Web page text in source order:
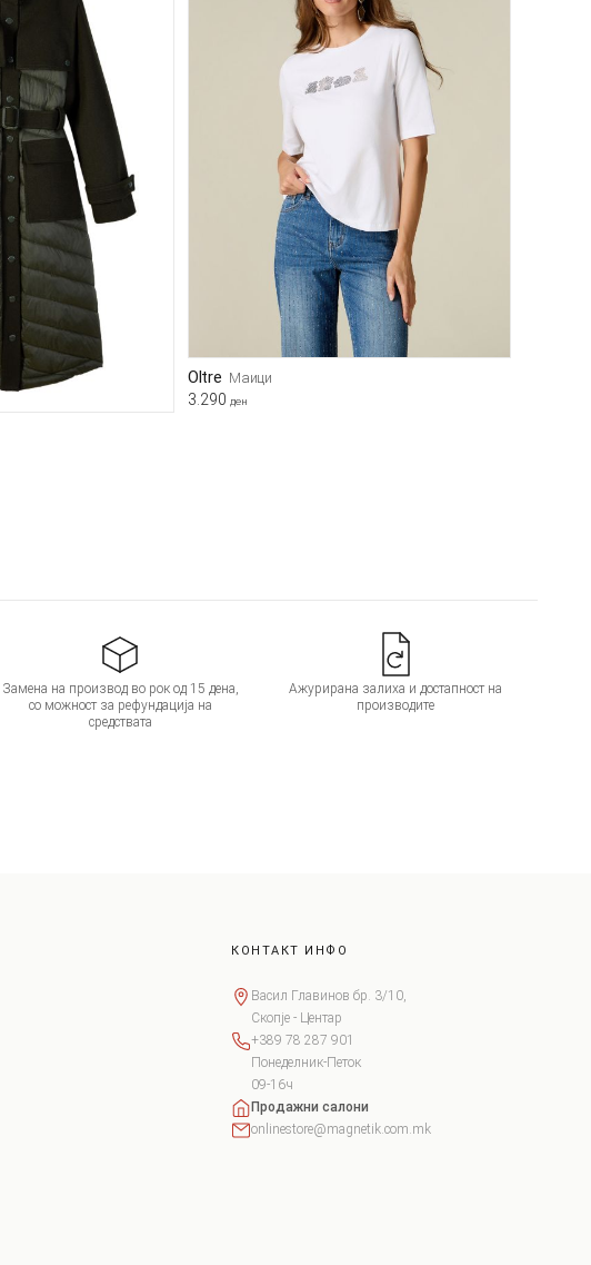
Oltre Маици
3.290 ден
Замена на производ во рок од 15 дена,
со можност за рефундација на
средствата
Ажурирана залиха и достапност на
производите
КОНТАКТ ИНФО
Васил Главинов бр. 3/10,
Скопје - Центар
+389 78 287 901
Понеделник-Петок
09-16ч
Продажни салони
onlinestore@magnetik.com.mk